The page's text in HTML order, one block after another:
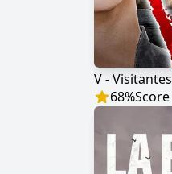
V - Visitantes
68%Score